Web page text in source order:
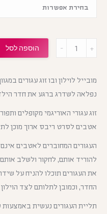
מובייל לוילון ובו זוג עגורים
נפלאה לשדרג ברגע את חדר
זוג עגורי האוריגמי מקופלים
אטבים לסרט ריבס ארוך מוכן
העגורים המחוברים לאטבים
להוריד אותם, לחקור ולשלב
את העגורים תוכלו להניח על
החדר, וכמובן לתלותם לצד
תליית העגורים נעשית
הוספה לסל